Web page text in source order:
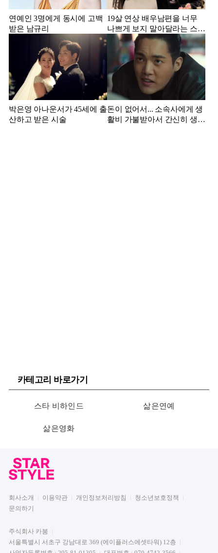
연예인 3명에게 동시에 고백
받은 남규리
19살 연상 배우남편을 너무
나쁘게 보지 말아달라는 스타
강사 아내
박은영 아나운서가 45세에 출
산하고 받은 시술
돈이 없어서... 소속사에게 생
활비 가불받아서 간신히 생활
카테고리 바로가기
스타 비하인드 삶은연예
삶은영화
회사소개 이용약관 개인정보처리방침
청소년보호정책
문의하기
주식회사 카붐
서울특별시 서초구 강남대로 369 (에이플러스에셋타워) 12층